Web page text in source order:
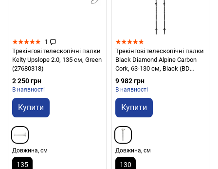
1
Трекінгові телескопічні палки
Kelty Upslope 2.0, 135 см, Green
(27680318)
2 250 грн
В наявності
Купити
Довжина, см
135
Трекінгові телескопічні палки
Black Diamond Alpine Carbon
Cork, 63-130 см, Black (BD
112514.3010)
9 982 грн
В наявності
Купити
Довжина, см
130